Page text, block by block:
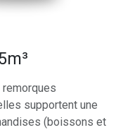
supportent une
(boissons et